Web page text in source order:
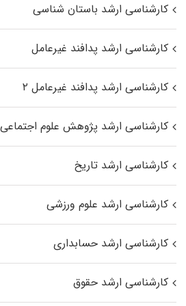
کارشناسی ارشد باستان شناسی
کارشناسی ارشد پدافند غیرعامل
کارشناسی ارشد پدافند غیرعامل ۲
کارشناسی ارشد پژوهش علوم اجتماعی
کارشناسی ارشد تاریخ
کارشناسی ارشد علوم ورزشی
کارشناسی ارشد حسابداری
کارشناسی ارشد حقوق